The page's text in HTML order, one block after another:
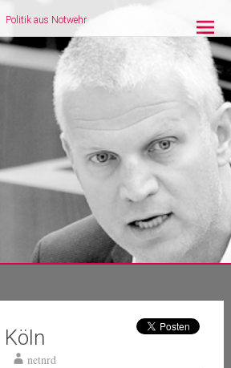
Politik aus Notwehr
netnrd